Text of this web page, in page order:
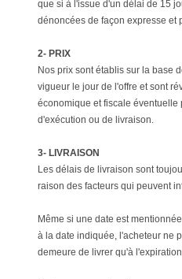
que si à l'issue d'un délai de 15
dénoncées de façon expresse et
2- PRIX
Nos prix sont établis sur la base
vigueur le jour de l'offre et sont
économique et fiscale éventuelle
d'exécution ou de livraison.
3- LIVRAISON
Les délais de livraison sont
raison des facteurs qui peuvent
Même si une date est
à la date indiquée, l'acheteur ne
demeure de livrer qu'à